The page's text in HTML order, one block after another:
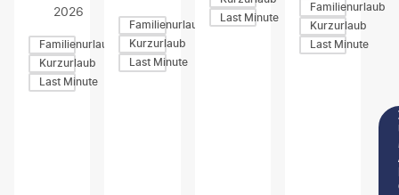
2026
Familienurlaub
Kurzurlaub
Last Minute
Familienurlaub
Kurzurlaub
Last Minute
Last Minute
Familienurlaub
Kurzurlaub
Last Minute